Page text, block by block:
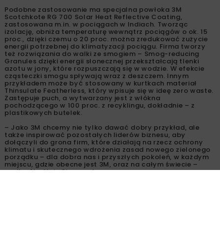
Podobne zastosowanie ma specjalna powłoka 3M
Scotchkote RG 700 Solar Heat Reflective Coating,
zastosowana m.in. w pociągach w Indiach. Tworząc
izolację, obniża temperaturę wewnątrz pociągów o ok. 15
proc., dzięki czemu o 20 proc. można zredukować zużycie
energii potrzebnej do klimatyzacji pociągu. Firma tworzy
też rozwiązania do walki ze smogiem – Smog-reducing
Granules dzięki energii słonecznej przekształcają tlenki
azotu w jony, które rozpuszczają się w wodzie. W efekcie
cząsteczki smogu spływają wraz z deszczem. Innym
przykładem może być stosowany w kurtkach materiał
Thinsulate Featherless, który wpisuje się w ideę zero waste.
Zastępuje puch, a wytwarzany jest z włókna
pochodzącego w 100 proc. z recyklingu, dokładnie – z
plastikowych butelek.
– Jako 3M chcemy nie tylko dawać dobry przykład, ale
także inspirować pozostałych liderów biznesu, aby
dołączyli do grona firm, które działają na rzecz ochrony
klimatu i skutecznego wdrożenia zasad nowego zielonego
porządku – dla dobra nas i przyszłych pokoleń, w każdym
miejscu, gdzie obecne jest 3M, oraz na całym świecie –
podkreśla Alain Simonnet.